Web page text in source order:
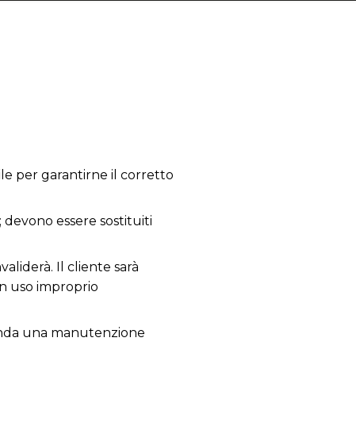
per garantirne il corretto
essere sostituiti
Il cliente sarà
uso improprio
una manutenzione